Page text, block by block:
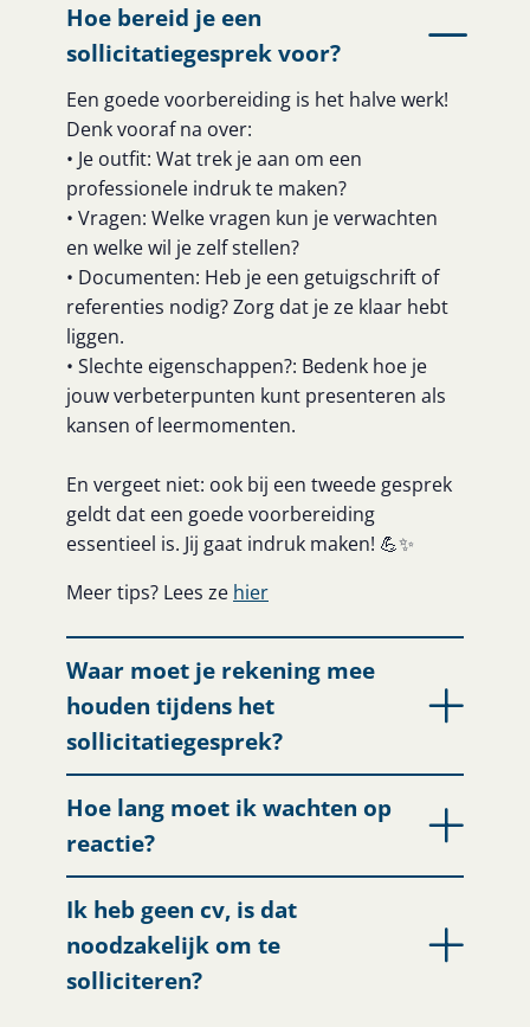
Hoe bereid je een
sollicitatiegesprek voor?
Een goede voorbereiding is het halve werk!
Denk vooraf na over:
• Je outfit: Wat trek je aan om een
professionele indruk te maken?
• Vragen: Welke vragen kun je verwachten
en welke wil je zelf stellen?
• Documenten: Heb je een getuigschrift of
referenties nodig? Zorg dat je ze klaar hebt
liggen.
• Slechte eigenschappen?: Bedenk hoe je
jouw verbeterpunten kunt presenteren als
kansen of leermomenten.
En vergeet niet: ook bij een tweede gesprek
geldt dat een goede voorbereiding
essentieel is. Jij gaat indruk maken! 💪✨
Meer tips? Lees ze hier
Waar moet je rekening mee
houden tijdens het
sollicitatiegesprek?
Hoe lang moet ik wachten op
reactie?
Ik heb geen cv, is dat
noodzakelijk om te
solliciteren?